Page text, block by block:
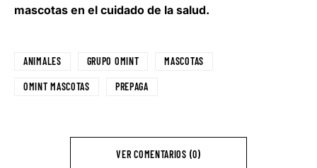
mascotas en el cuidado de la salud.
ANIMALES GRUPO OMINT MASCOTAS
OMINT MASCOTAS PREPAGA
VER COMENTARIOS (0)